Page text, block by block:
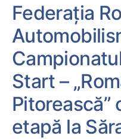
Federația
Start –
Pitorească”
etapă la